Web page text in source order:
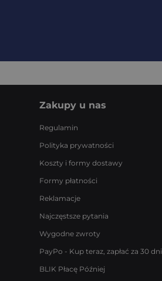
Zakupy u nas
Regulamin
Polityka prywatności
Koszty i formy dostawy
Formy płatności
Reklamacje
Najczęstsze pytania
Wygodne zwroty
PayPo - Kup teraz, zapłać za 30 dni
BLIK Płacę Później